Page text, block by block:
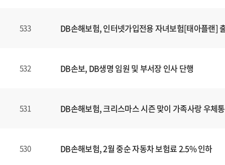
533 DB손해보험, 인터넷가입전용 자녀보험[태아플랜]
532 DB손보, DB생명 임원 및 부서장 인사 단행
531 DB손해보험, 크리스마스 시즌 맞이 가족사랑 우체
530 DB손해보험, 2월 중순 자동차 보험료 2.5% 인하